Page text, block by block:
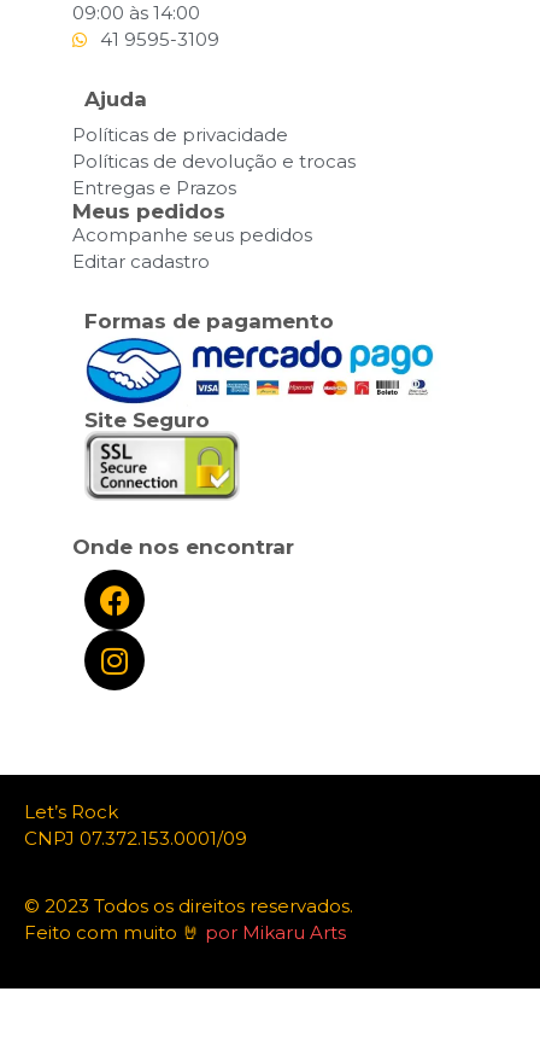
09:00 às 14:00
41 9595-3109
Ajuda
Políticas de privacidade
Políticas de devolução e trocas
Entregas e Prazos
Meus pedidos
Acompanhe seus pedidos
Editar cadastro
Formas de pagamento
Site Seguro
Onde nos encontrar
Let’s Rock
CNPJ 07.372.153.0001/09
© 2023 Todos os direitos reservados.
Feito com muito 🤘 por Mikaru Arts